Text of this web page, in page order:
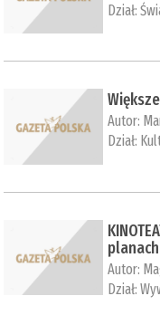
Dział:
Autor:
Dział:
Autor:
Dział: